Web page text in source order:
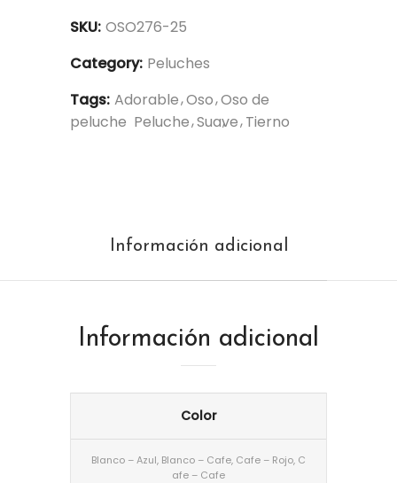
SKU: OSO276-25
Category: Peluches
Tags: Adorable Oso Oso de
peluche Peluche Suave Tierno
Información adicional
Información adicional
Color
Blanco – Azul, Blanco – Cafe, Cafe – Rojo, C
afe – Cafe